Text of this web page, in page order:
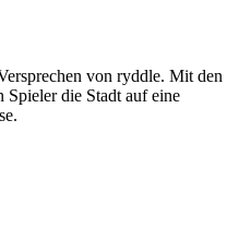
von ryddle. Mit den
Spieler die Stadt auf eine